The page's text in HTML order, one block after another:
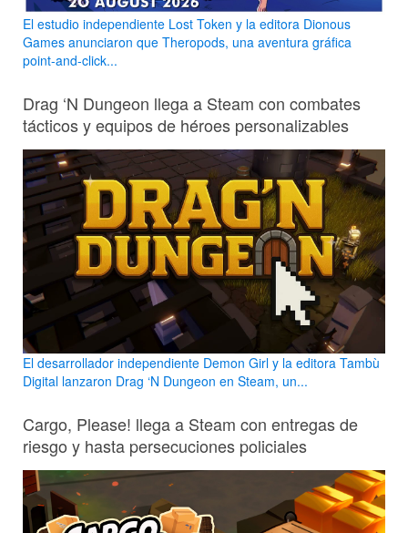
El estudio independiente Lost Token y la editora Dionous
Games anunciaron que Theropods, una aventura gráfica
point-and-click...
Drag ‘N Dungeon llega a Steam con combates
tácticos y equipos de héroes personalizables
El desarrollador independiente Demon Girl y la editora Tambù
Digital lanzaron Drag ‘N Dungeon en Steam, un...
Cargo, Please! llega a Steam con entregas de
riesgo y hasta persecuciones policiales